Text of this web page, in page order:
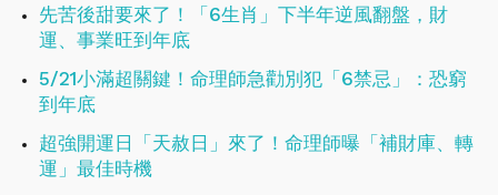
先苦後甜要來了！「6生肖」下半年逆風翻盤，財
運、事業旺到年底
5/21小滿超關鍵！命理師急勸別犯「6禁忌」：恐窮
到年底
超強開運日「天赦日」來了！命理師曝「補財庫、轉
運」最佳時機